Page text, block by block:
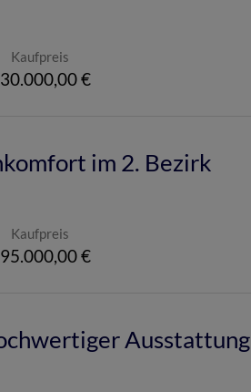
Kaufpreis
€
im 2. Bezirk
Kaufpreis
€
Ausstattung